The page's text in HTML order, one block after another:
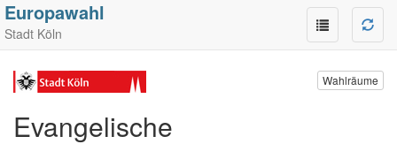
Europawahl
Stadt Köln
Wahlräume
Evangelische